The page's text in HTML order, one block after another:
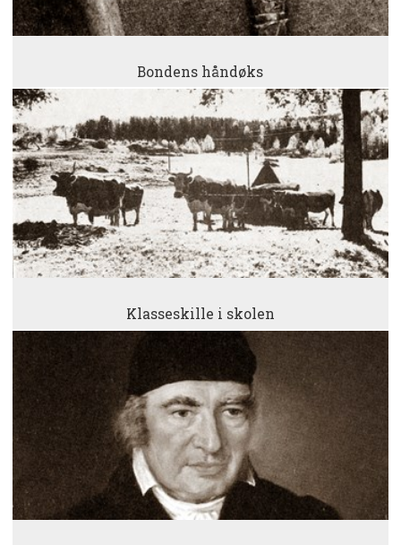
Bondens håndøks
Klasseskille i skolen